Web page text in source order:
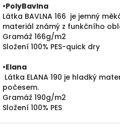
•PolyBavlna
Látka BAVLNA 166 je jemný
materiál známý z funkčního
Gramáž 166g/m2
Složení 100% PES-quick dry
•Elana
Látka ELANA 190 je hladký
počesem.
Gramáž 190g/m2
Složení 100% PES
Z